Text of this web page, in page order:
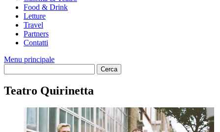
Food & Drink
Letture
Travel
Partners
Contatti
Menu principale
Teatro Quirinetta